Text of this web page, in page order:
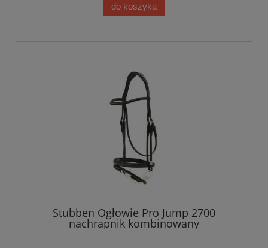
do koszyka
Stubben Ogłowie Pro Jump 2700
nachrapnik kombinowany